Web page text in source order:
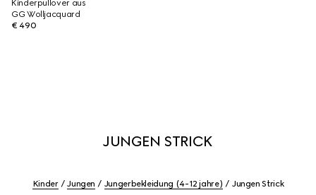
Kinderpullover aus
GG Wolljacquard
€ 490
JUNGEN STRICK
Kinder Jungen Jungerbekleidung (4-12 jahre) Jungen Strick